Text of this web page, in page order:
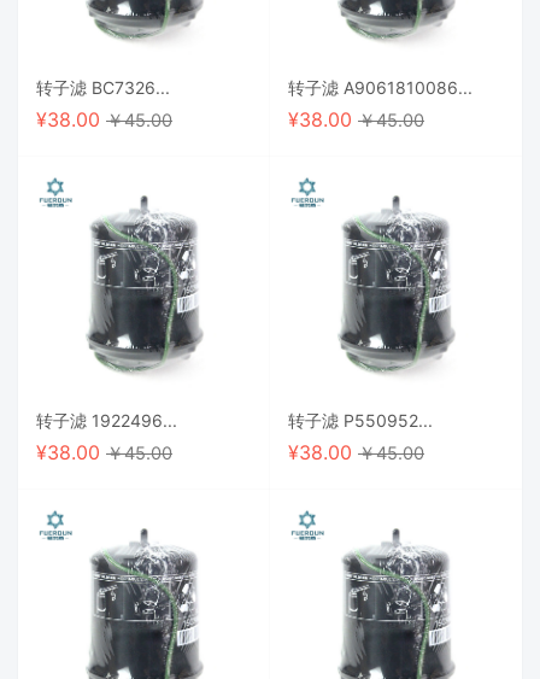
转子滤 BC7326...
¥38.00 ￥45.00
转子滤 A9061810086...
¥38.00 ￥45.00
转子滤 1922496...
¥38.00 ￥45.00
转子滤 P550952...
¥38.00 ￥45.00